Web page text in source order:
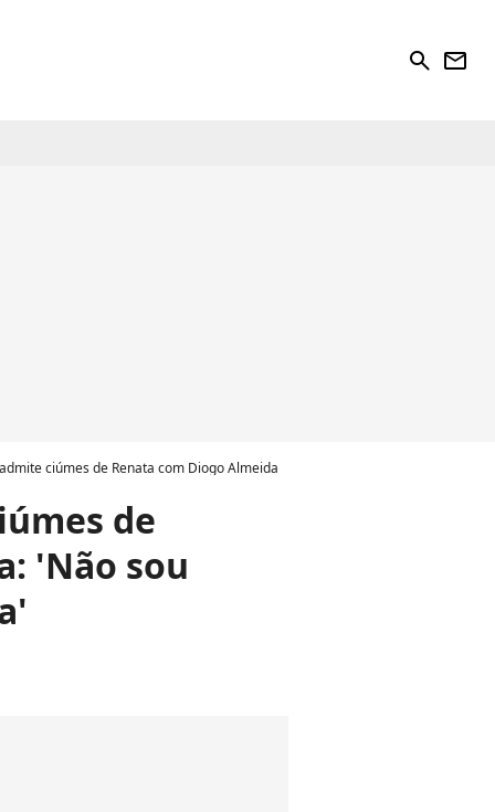
search newsletter
ciúmes de Renata com Diogo Almeida
de
'Não sou